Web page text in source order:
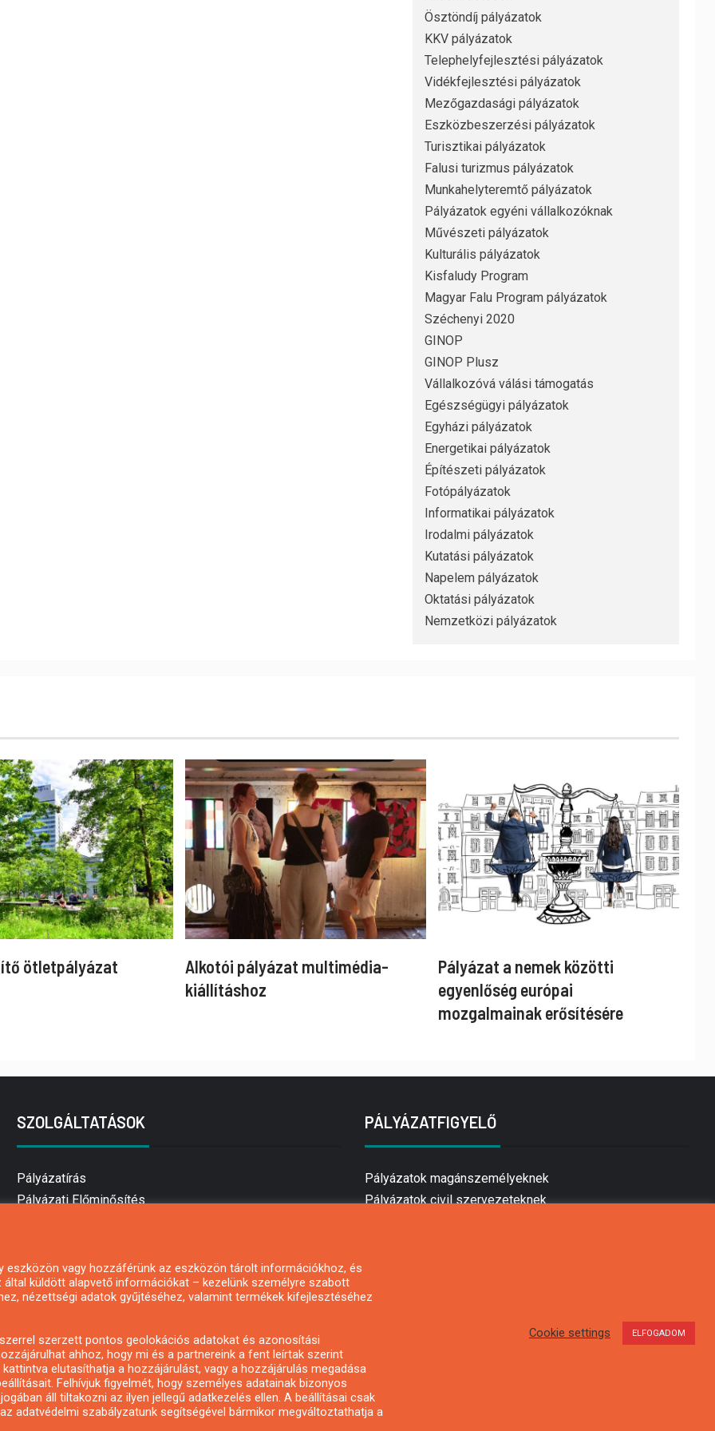
Ösztöndíj pályázatok
KKV pályázatok
Telephelyfejlesztési pályázatok
Vidékfejlesztési pályázatok
Mezőgazdasági pályázatok
Eszközbeszerzési pályázatok
Turisztikai pályázatok
Falusi turizmus pályázatok
Munkahelyteremtő pályázatok
Pályázatok egyéni vállalkozóknak
Művészeti pályázatok
Kulturális pályázatok
Kisfaludy Program
Magyar Falu Program pályázatok
Széchenyi 2020
GINOP
GINOP Plusz
Vállalkozóvá válási támogatás
Egészségügyi pályázatok
Egyházi pályázatok
Energetikai pályázatok
Építészeti pályázatok
Fotópályázatok
Informatikai pályázatok
Irodalmi pályázatok
Kutatási pályázatok
Napelem pályázatok
Oktatási pályázatok
Nemzetközi pályázatok
ötletpályázat
Alkotói pályázat multimédia-
kiállításhoz
Pályázat a nemek közötti
egyenlőség európai
mozgalmainak erősítésére
SZOLGÁLTATÁSOK
Pályázatírás
Pályázati Előminősítés
Mezőgazdasági pályázatírás
Pályázatírás magánszemélyeknek
Pályázatírás civil szervezeteknek
Pályázatfigyelés
Specifikus pályázatfigyelés vagy hírlevél
PÁLYÁZATFIGYELŐ
Pályázatok magánszemélyeknek
Pályázatok civil szervezeteknek
vagy hozzáférünk az eszközön tárolt információkhoz, és
küldött alapvető információkat – kezelünk személyre szabott
nézettségi adatok gyűjtéséhez, valamint termékek kifejlesztéséhez
szerzett pontos geolokációs adatokat és azonosítási
ahhoz, hogy mi és a partnereink a fent leírtak szerint
elutasíthatja a hozzájárulást, vagy a hozzájárulás megadása
Felhívjuk figyelmét, hogy személyes adatainak bizonyos
áll tiltakozni az ilyen jellegű adatkezelés ellen. A beállításai csak
adatvédelmi szabályzatunk segítségével bármikor megváltoztathatja a
Cookie settings ELFOGADOM